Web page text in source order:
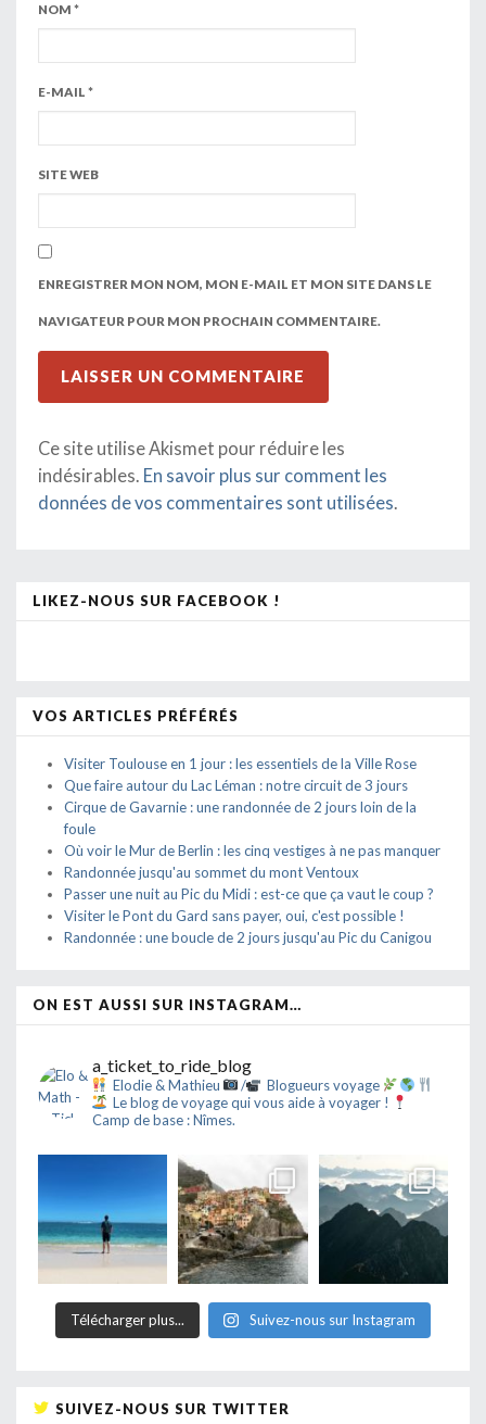
NOM *
E-MAIL *
SITE WEB
ENREGISTRER MON NOM, MON E-MAIL ET MON SITE DANS LE
NAVIGATEUR POUR MON PROCHAIN COMMENTAIRE.
Ce site utilise Akismet pour réduire les
indésirables. En savoir plus sur comment les
données de vos commentaires sont utilisées.
LIKEZ-NOUS SUR FACEBOOK !
VOS ARTICLES PRÉFÉRÉS
Visiter Toulouse en 1 jour : les essentiels de la Ville Rose
Que faire autour du Lac Léman : notre circuit de 3 jours
Cirque de Gavarnie : une randonnée de 2 jours loin de la
foule
Où voir le Mur de Berlin : les cinq vestiges à ne pas manquer
Randonnée jusqu'au sommet du mont Ventoux
Passer une nuit au Pic du Midi : est-ce que ça vaut le coup ?
Visiter le Pont du Gard sans payer, oui, c'est possible !
Randonnée : une boucle de 2 jours jusqu'au Pic du Canigou
ON EST AUSSI SUR INSTAGRAM…
a_ticket_to_ride_blog
Elodie & Mathieu /
Blogueurs voyage
Le blog de voyage qui vous aide à voyager !
Camp de base : Nîmes.
Télécharger plus... Suivez-nous sur Instagram
SUIVEZ-NOUS SUR TWITTER